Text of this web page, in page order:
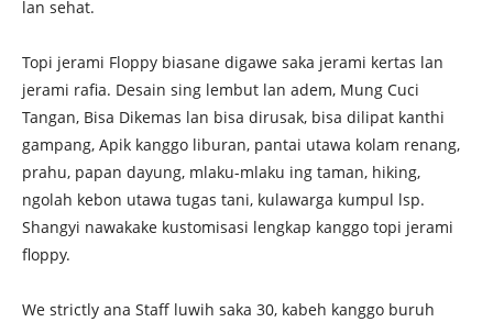
lan sehat.
Topi jerami Floppy biasane digawe saka jerami kertas lan
jerami rafia. Desain sing lembut lan adem, Mung Cuci
Tangan, Bisa Dikemas lan bisa dirusak, bisa dilipat kanthi
gampang, Apik kanggo liburan, pantai utawa kolam renang,
prahu, papan dayung, mlaku-mlaku ing taman, hiking,
ngolah kebon utawa tugas tani, kulawarga kumpul lsp.
Shangyi nawakake kustomisasi lengkap kanggo topi jerami
floppy.
We strictly ana Staff luwih saka 30, kabeh kanggo buruh